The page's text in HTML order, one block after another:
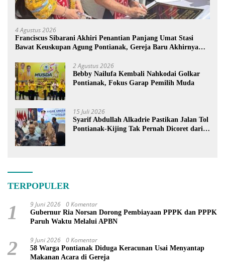
4 Agustus 2026
Franciscus Sibarani Akhiri Penantian Panjang Umat Stasi
Bawat Keuskupan Agung Pontianak, Gereja Baru Akhirnya
2 Agustus 2026
Bebby Nailufa Kembali Nahkodai Golkar
Pontianak, Fokus Garap Pemilih Muda
15 Juli 2026
Syarif Abdullah Alkadrie Pastikan Jalan Tol
Pontianak-Kijing Tak Pernah Dicoret dari
TERPOPULER
1 9 Juni 2026 0 Komentar
Gubernur Ria Norsan Dorong Pembiayaan PPPK dan PPPK
Paruh Waktu Melalui APBN
2 9 Juni 2026 0 Komentar
58 Warga Pontianak Diduga Keracunan Usai Menyantap
Makanan Acara di Gereja